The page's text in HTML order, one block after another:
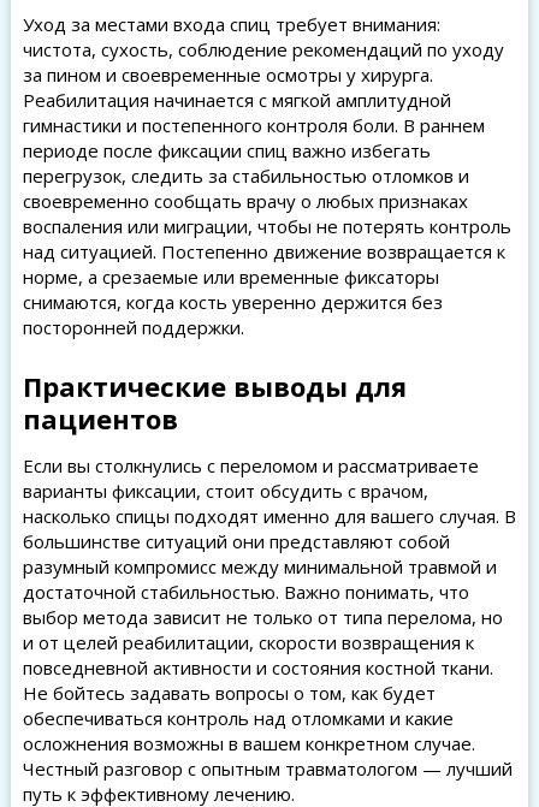
Уход за местами входа спиц требует внимания:
чистота, сухость, соблюдение рекомендаций по уходу
за пином и своевременные осмотры у хирурга.
Реабилитация начинается с мягкой амплитудной
гимнастики и постепенного контроля боли. В раннем
периоде после фиксации спиц важно избегать
перегрузок, следить за стабильностью отломков и
своевременно сообщать врачу о любых признаках
воспаления или миграции, чтобы не потерять контроль
над ситуацией. Постепенно движение возвращается к
норме, а срезаемые или временные фиксаторы
снимаются, когда кость уверенно держится без
посторонней поддержки.
Практические выводы для
пациентов
Если вы столкнулись с переломом и рассматриваете
варианты фиксации, стоит обсудить с врачом,
насколько спицы подходят именно для вашего случая. В
большинстве ситуаций они представляют собой
разумный компромисс между минимальной травмой и
достаточной стабильностью. Важно понимать, что
выбор метода зависит не только от типа перелома, но
и от целей реабилитации, скорости возвращения к
повседневной активности и состояния костной ткани.
Не бойтесь задавать вопросы о том, как будет
обеспечиваться контроль над отломками и какие
осложнения возможны в вашем конкретном случае.
Честный разговор с опытным травматологом — лучший
путь к эффективному лечению.